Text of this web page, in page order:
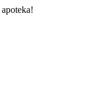
apoteka!